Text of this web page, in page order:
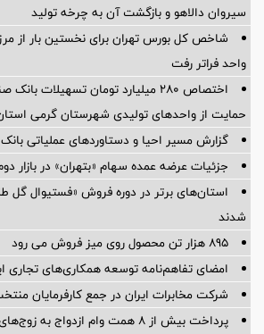
سیروان دالاهو و بازگشت آن به چرخه تولید
واحد فراتر رفت
اختصاص ۲۸۰ میلیارد تومان تسهیلات
حمایت از واحدهای تولیدی شهرستان گرمی
گزارش مسیر احیا و دستاوردهای عملیاتی
جزئیات عرضه عمده سهام «بتهران» در بازار
استان‌های برتر در دوره فروش «فستیوال گل
شدند
895 هزار تن محصول روی میز فروش می رود
امضای تفاهم‌نامه توسعه همکاری‌های تجاری
شرکت مخابرات ایران در جمع کارفرمایان منتخب ایران ۲۰۲۶
پرداخت بیش از ۸ همت وام ازدواج